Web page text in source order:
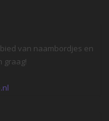
van naambordjes en
graag!